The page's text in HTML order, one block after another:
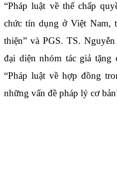
“Pháp luật về thế chấp
chức tín dụng ở Việt Nam,
thiện” và PGS. TS.
đại diện nhóm tác giả tặng
“Pháp luật về hợp đồng
những vấn đề pháp lý cơ